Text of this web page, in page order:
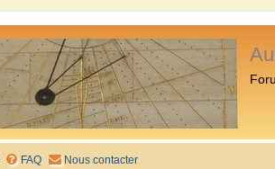
FAQ Nous contacter